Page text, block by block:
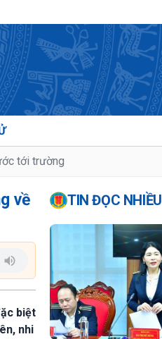
tới trường
về
biệt
nhi
TIN ĐỌC NHIỀU